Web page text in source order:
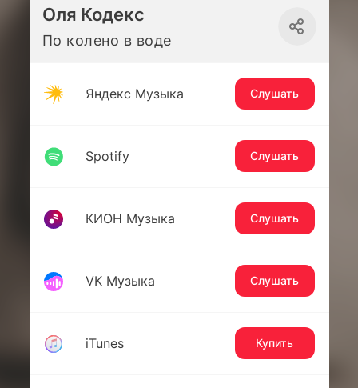
Оля Кодекс
По колено в воде
Яндекс Музыка Слушать
Spotify Слушать
КИОН Музыка Слушать
VK Музыка Слушать
iTunes Купить